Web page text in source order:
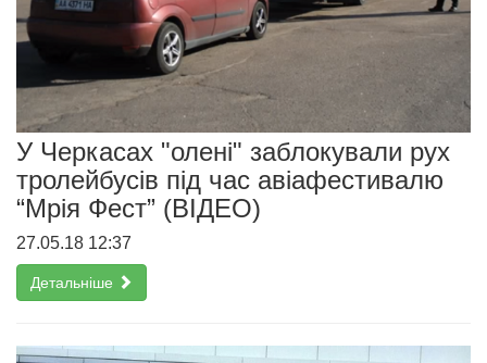
У Черкасах "олені" заблокували рух
тролейбусів під час авіафестивалю
“Мрія Фест” (ВІДЕО)
27.05.18 12:37
Детальніше